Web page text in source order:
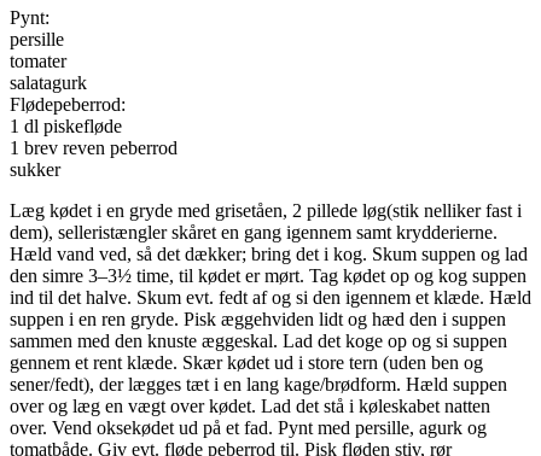
Pynt:
persille
tomater
salatagurk
Flødepeberrod:
1 dl piskefløde
1 brev reven peberrod
sukker
Læg kødet i en gryde med grisetåen, 2 pillede løg(stik nelliker fast i
dem), selleristængler skåret en gang igennem samt krydderierne.
Hæld vand ved, så det dækker; bring det i kog. Skum suppen og lad
den simre 3–3½ time, til kødet er mørt. Tag kødet op og kog suppen
ind til det halve. Skum evt. fedt af og si den igennem et klæde. Hæld
suppen i en ren gryde. Pisk æggehviden lidt og hæd den i suppen
sammen med den knuste æggeskal. Lad det koge op og si suppen
gennem et rent klæde. Skær kødet ud i store tern (uden ben og
sener/fedt), der lægges tæt i en lang kage/brødform. Hæld suppen
over og læg en vægt over kødet. Lad det stå i køleskabet natten
over. Vend oksekødet ud på et fad. Pynt med persille, agurk og
tomatbåde. Giv evt. fløde peberrod til. Pisk fløden stiv, rør